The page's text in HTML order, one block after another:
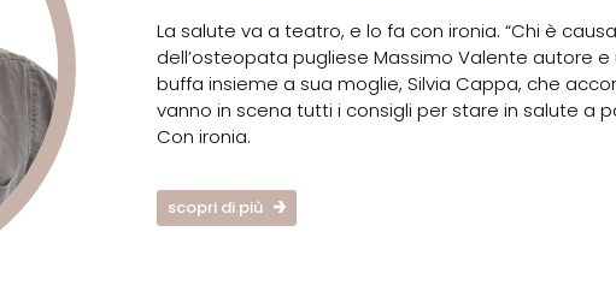
La salute va a teatro, e lo fa con ironia. “Chi è
dell’osteopata pugliese Massimo Valente autore
buffa insieme a sua moglie, Silvia Cappa, che
vanno in scena tutti i consigli per stare in salute a
Con ironia.
scopri di più